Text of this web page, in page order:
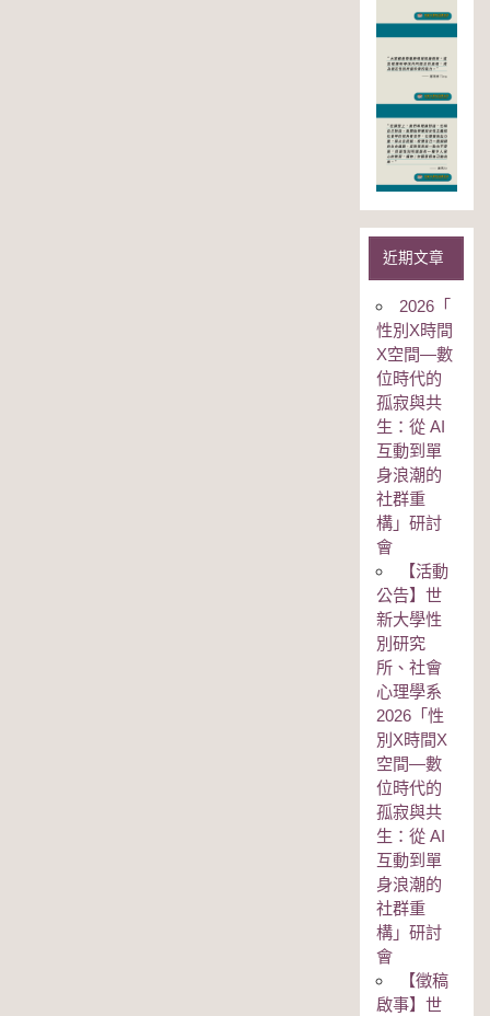
近期文章
2026「
性別Χ時間
Χ空間—數
位時代的
孤寂與共
生：從 AI
互動到單
身浪潮的
社群重
構」研討
會
【活動
公告】世
新大學性
別研究
所、社會
心理學系
2026「性
別Χ時間Χ
空間—數
位時代的
孤寂與共
生：從 AI
互動到單
身浪潮的
社群重
構」研討
會
【徵稿
啟事】世